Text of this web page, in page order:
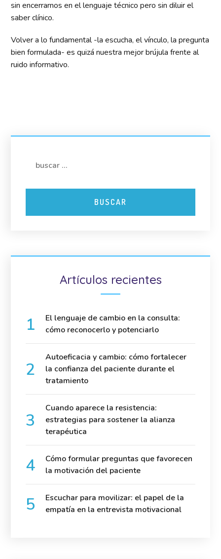
sin encerrarnos en el lenguaje técnico pero sin diluir el
saber clínico.
Volver a lo fundamental -la escucha, el vínculo, la pregunta
bien formulada- es quizá nuestra mejor brújula frente al
ruido informativo.
Artículos recientes
El lenguaje de cambio en la consulta:
cómo reconocerlo y potenciarlo
Autoeficacia y cambio: cómo fortalecer
la confianza del paciente durante el
tratamiento
Cuando aparece la resistencia:
estrategias para sostener la alianza
terapéutica
Cómo formular preguntas que favorecen
la motivación del paciente
Escuchar para movilizar: el papel de la
empatía en la entrevista motivacional